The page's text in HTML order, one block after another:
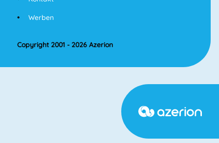
Werben
Copyright 2001 - 2026 Azerion